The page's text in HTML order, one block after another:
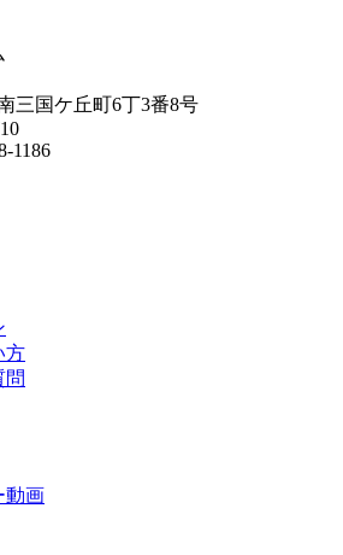
三国ケ丘町6丁3番8号
1186
方
問
動画